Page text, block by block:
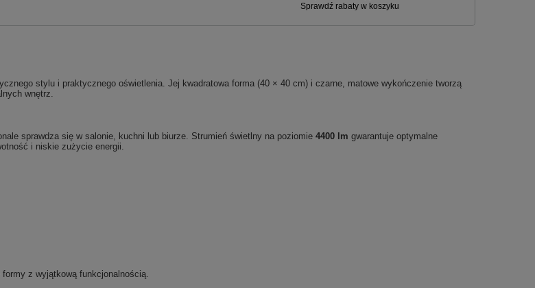
stylu i praktycznego oświetlenia. Jej kwadratowa forma (40 × 40 cm) i czarne, matowe wykończenie tworzą
wnętrz.
sprawdza się w salonie, kuchni lub biurze. Strumień świetlny na poziomie 4400 lm gwarantuje optymalne
i niskie zużycie energii.
z wyjątkową funkcjonalnością.